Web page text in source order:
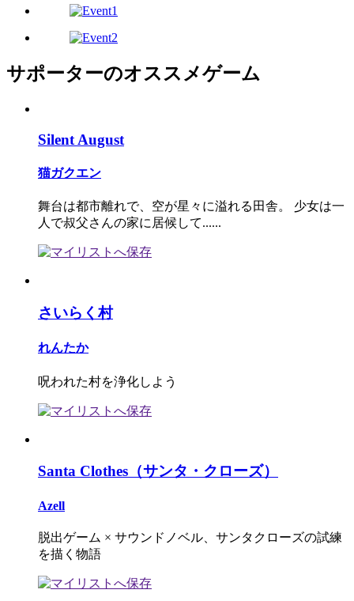
サポーターのオススメゲーム
Silent August
猫ガクエン
舞台は都市離れで、空が星々に溢れる田舎。 少女は一
人で叔父さんの家に居候して......
さいらく村
れんたか
呪われた村を浄化しよう
Santa Clothes（サンタ・クローズ）
Azell
脱出ゲーム × サウンドノベル、サンタクローズの試練
を描く物語